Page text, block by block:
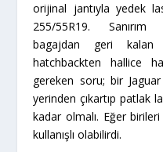
orijinal jantıyla yedek
255/55R19. Sanırım
bagajdan geri
hatchbackten hallice
gereken soru; bir Jaguar
yerinden çıkartıp patlak
kadar olmalı. Eğer
kullanışlı olabilirdi.